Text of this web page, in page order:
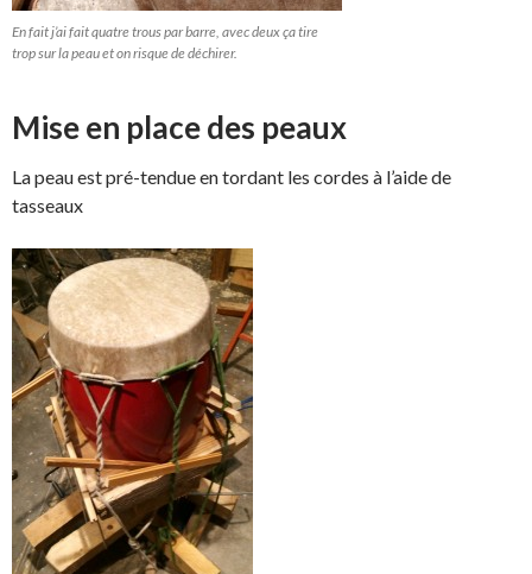
En fait j’ai fait quatre trous par barre, avec deux ça tire
trop sur la peau et on risque de déchirer.
Mise en place des peaux
La peau est pré-tendue en tordant les cordes à l’aide de
tasseaux